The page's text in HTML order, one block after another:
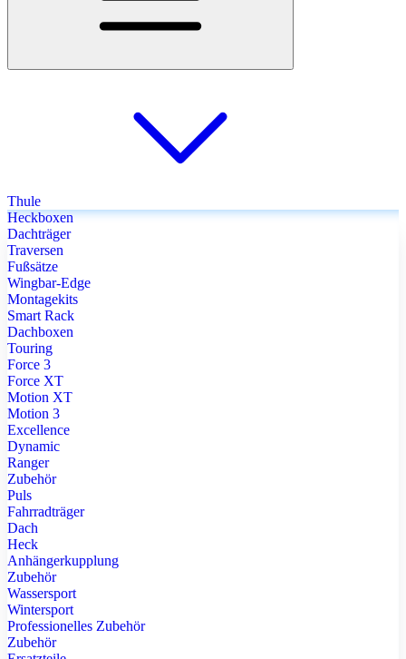
Thule
Heckboxen
Dachträger
Traversen
Fußsätze
Wingbar-Edge
Montagekits
Smart Rack
Dachboxen
Touring
Force 3
Force XT
Motion XT
Motion 3
Excellence
Dynamic
Ranger
Zubehör
Puls
Fahrradträger
Dach
Heck
Anhängerkupplung
Zubehör
Wassersport
Wintersport
Professionelles Zubehör
Zubehör